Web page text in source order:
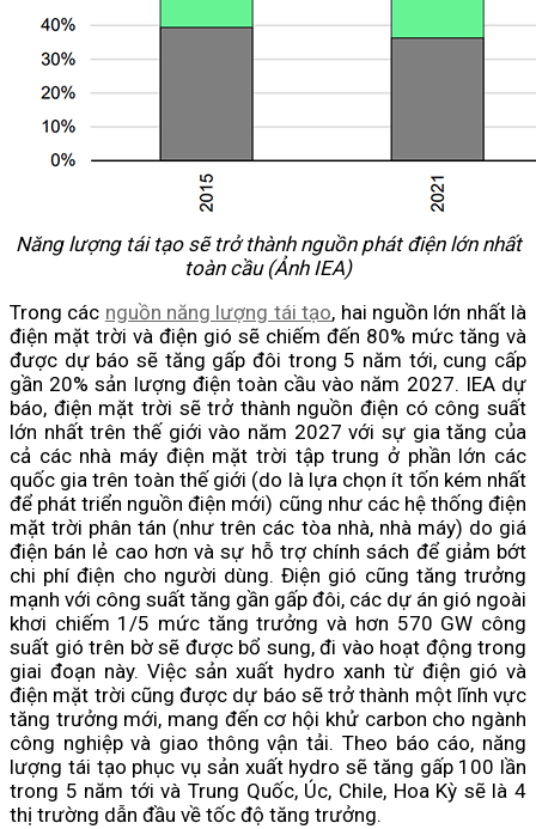
Năng lượng tái tạo sẽ trở thành nguồn phát điện lớn nhất
toàn cầu (Ảnh IEA)
Trong các nguồn năng lượng tái tạo, hai nguồn lớn nhất là
điện mặt trời và điện gió sẽ chiếm đến 80% mức tăng và
được dự báo sẽ tăng gấp đôi trong 5 năm tới, cung cấp
gần 20% sản lượng điện toàn cầu vào năm 2027. IEA dự
báo, điện mặt trời sẽ trở thành nguồn điện có công suất
lớn nhất trên thế giới vào năm 2027 với sự gia tăng của
cả các nhà máy điện mặt trời tập trung ở phần lớn các
quốc gia trên toàn thế giới (do là lựa chọn ít tốn kém nhất
để phát triển nguồn điện mới) cũng như các hệ thống điện
mặt trời phân tán (như trên các tòa nhà, nhà máy) do giá
điện bán lẻ cao hơn và sự hỗ trợ chính sách để giảm bớt
chi phí điện cho người dùng. Điện gió cũng tăng trưởng
mạnh với công suất tăng gần gấp đôi, các dự án gió ngoài
khơi chiếm 1/5 mức tăng trưởng và hơn 570 GW công
suất gió trên bờ sẽ được bổ sung, đi vào hoạt động trong
giai đoạn này. Việc sản xuất hydro xanh từ điện gió và
điện mặt trời cũng được dự báo sẽ trở thành một lĩnh vực
tăng trưởng mới, mang đến cơ hội khử carbon cho ngành
công nghiệp và giao thông vận tải. Theo báo cáo, năng
lượng tái tạo phục vụ sản xuất hydro sẽ tăng gấp 100 lần
trong 5 năm tới và Trung Quốc, Úc, Chile, Hoa Kỳ sẽ là 4
thị trường dẫn đầu về tốc độ tăng trưởng.